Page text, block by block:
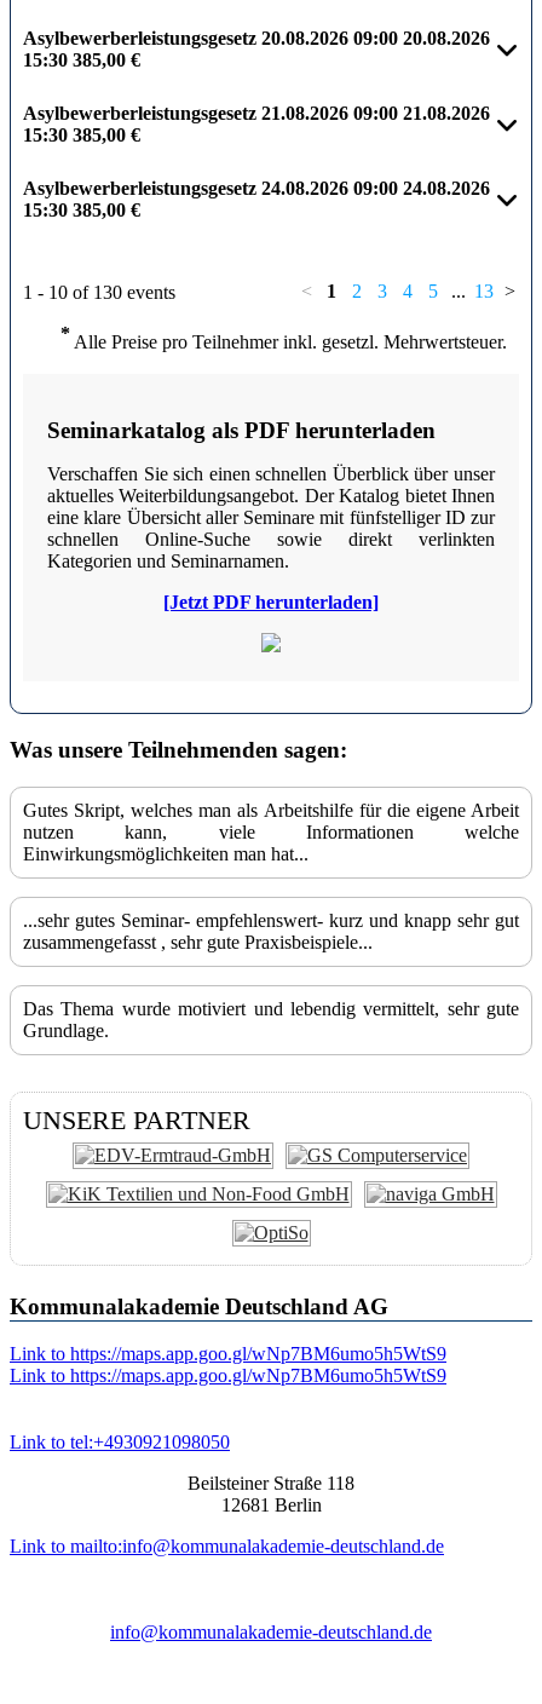
Asylbewerberleistungsgesetz 20.08.2026 09:00 20.08.2026
15:30 385,00 €
Asylbewerberleistungsgesetz 21.08.2026 09:00 21.08.2026
15:30 385,00 €
Asylbewerberleistungsgesetz 24.08.2026 09:00 24.08.2026
15:30 385,00 €
1 - 10 of 130 events < 1 2 3 4 5 ... 13 >
* Alle Preise pro Teilnehmer inkl. gesetzl. Mehrwertsteuer.
Seminarkatalog als PDF herunterladen
Verschaffen Sie sich einen schnellen Überblick über unser
aktuelles Weiterbildungsangebot. Der Katalog bietet Ihnen
eine klare Übersicht aller Seminare mit fünfstelliger ID zur
schnellen Online-Suche sowie direkt verlinkten
Kategorien und Seminarnamen.
[Jetzt PDF herunterladen]
Was unsere Teilnehmenden sagen:
Gutes Skript, welches man als Arbeitshilfe für die eigene Arbeit
nutzen kann, viele Informationen welche
Einwirkungsmöglichkeiten man hat...
...sehr gutes Seminar- empfehlenswert- kurz und knapp sehr gut
zusammengefasst , sehr gute Praxisbeispiele...
Das Thema wurde motiviert und lebendig vermittelt, sehr gute
Grundlage.
UNSERE PARTNER
Kommunalakademie Deutschland AG
Link to https://maps.app.goo.gl/wNp7BM6umo5h5WtS9
Link to https://maps.app.goo.gl/wNp7BM6umo5h5WtS9
Link to tel:+4930921098050
Beilsteiner Straße 118
12681 Berlin
Link to mailto:info@kommunalakademie-deutschland.de
info@kommunalakademie-deutschland.de